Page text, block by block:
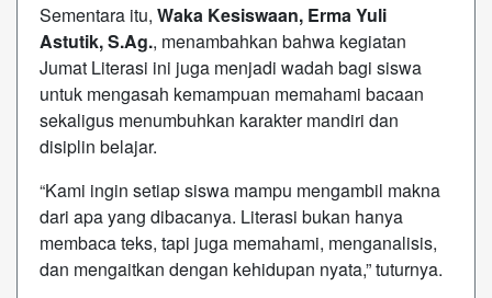
Sementara itu, Waka Kesiswaan, Erma Yuli
Astutik, S.Ag., menambahkan bahwa kegiatan
Jumat Literasi ini juga menjadi wadah bagi siswa
untuk mengasah kemampuan memahami bacaan
sekaligus menumbuhkan karakter mandiri dan
disiplin belajar.
“Kami ingin setiap siswa mampu mengambil makna
dari apa yang dibacanya. Literasi bukan hanya
membaca teks, tapi juga memahami, menganalisis,
dan mengaitkan dengan kehidupan nyata,” tuturnya.